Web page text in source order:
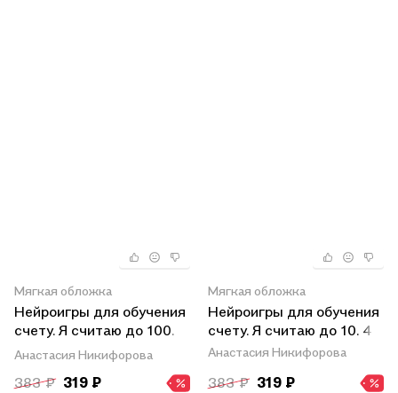
Мягкая обложка
Нейроигры для обучения
счету. Я считаю до 100.
6+
Анастасия Никифорова
383 ₽ 319 ₽
Мягкая обложка
Нейроигры для обучения
счету. Я считаю до 10. 4+
Анастасия Никифорова
383 ₽ 319 ₽